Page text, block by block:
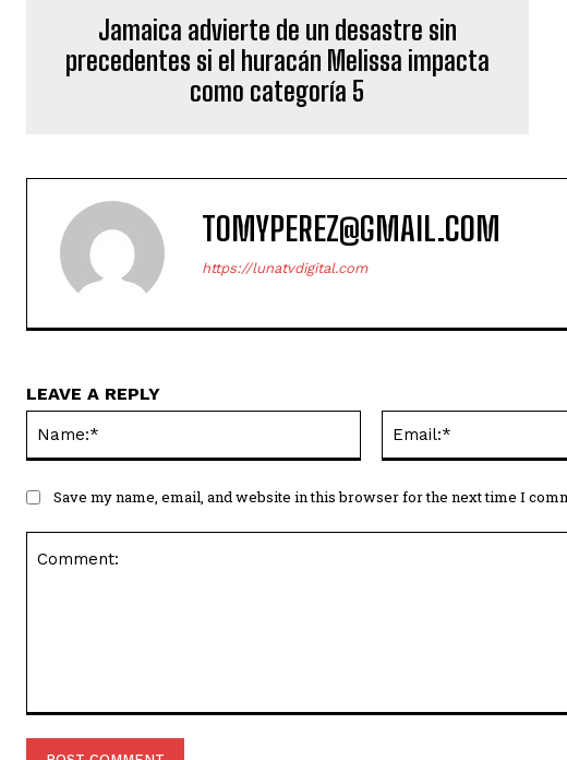
Jamaica advierte de un desastre sin
precedentes si el huracán Melissa impacta
como categoría 5
TOMYPEREZ@GMAIL.COM
https://lunatvdigital.com
LEAVE A REPLY
Save my name, email, and website in this browser for the next time I